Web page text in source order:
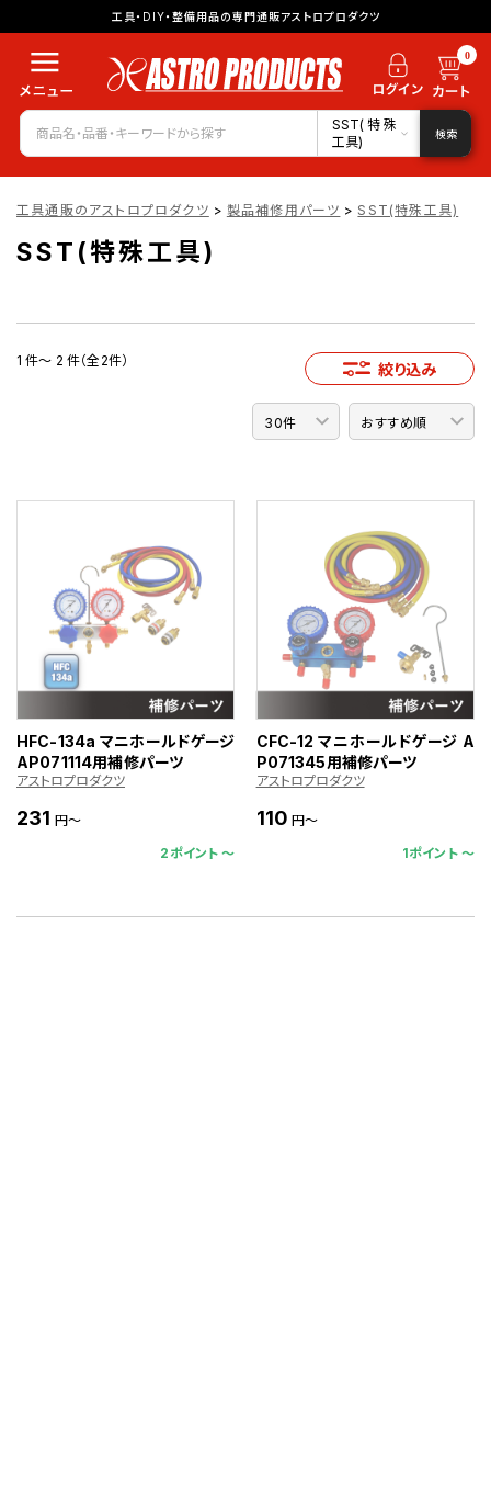
工具・DIY・整備用品の専門通販アストロプロダクツ
0
SST(特殊
工具)
検索
工具通販のアストロプロダクツ > 製品補修用パーツ > SST(特殊工具)
SST(特殊工具)
1 件～ 2 件（全2件） 絞り込み
HFC-134a マニホールドゲージ
AP071114用補修パーツ
アストロプロダクツ
231 円～
2ポイント 〜
CFC-12 マニホールドゲージ A
P071345用補修パーツ
アストロプロダクツ
110 円～
1ポイント 〜